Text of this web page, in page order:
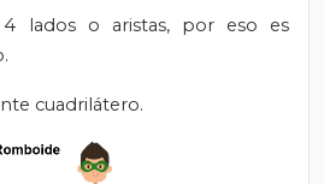
lados o aristas, por eso es
cuadrilátero.